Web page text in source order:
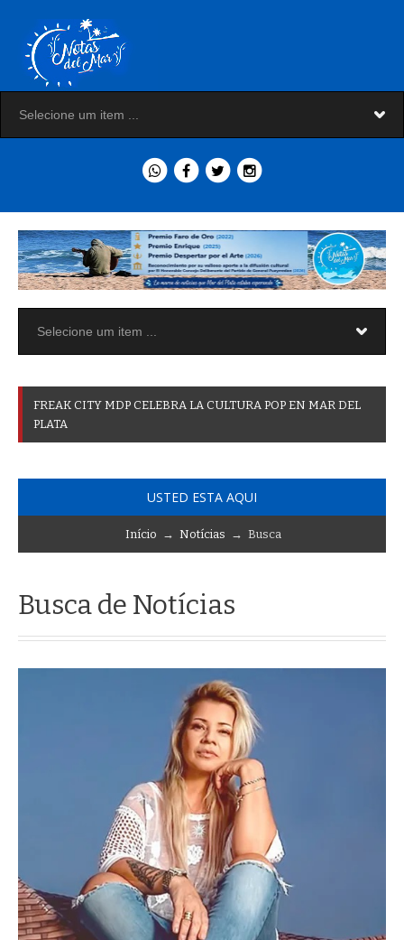
FREAK CITY MDP CELEBRA LA CULTURA POP EN MAR DEL
PLATA
USTED ESTA AQUI
Início → Notícias → Busca
Busca de Notícias